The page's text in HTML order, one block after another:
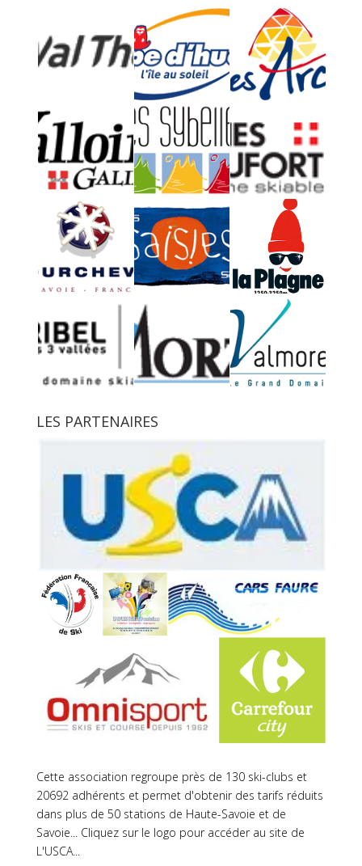
LES PARTENAIRES
Cette association regroupe près de 130 ski-clubs et
20692 adhérents et permet d'obtenir des tarifs réduits
dans plus de 50 stations de Haute-Savoie et de
Savoie... Cliquez sur le logo pour accéder au site de
L'USCA...